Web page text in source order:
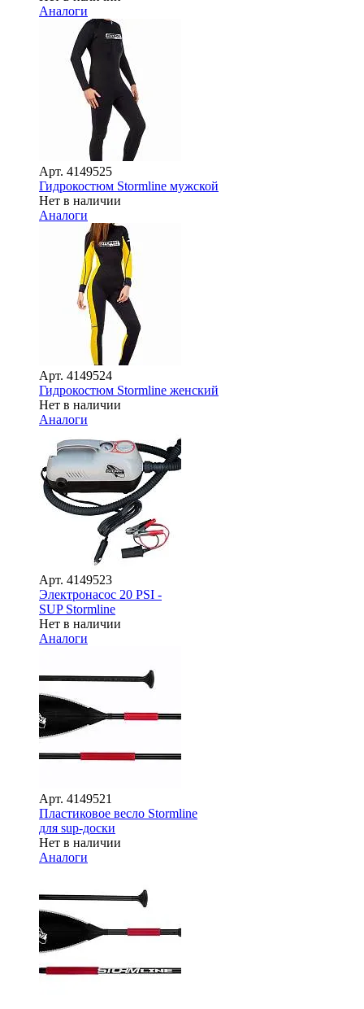
Аналоги
Арт. 4149525
Гидрокостюм Stormline мужской
Нет в наличии
Аналоги
Арт. 4149524
Гидрокостюм Stormline женский
Нет в наличии
Аналоги
Арт. 4149523
Электронасос 20 PSI -
SUP Stormline
Нет в наличии
Аналоги
Арт. 4149521
Пластиковое весло Stormline
для sup-доски
Нет в наличии
Аналоги